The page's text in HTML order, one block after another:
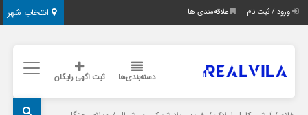
انتخاب شهر ورود / ثبت نام علاقه‌مندی ها
دسته‌بندی‌ها ثبت اگهی رایگان